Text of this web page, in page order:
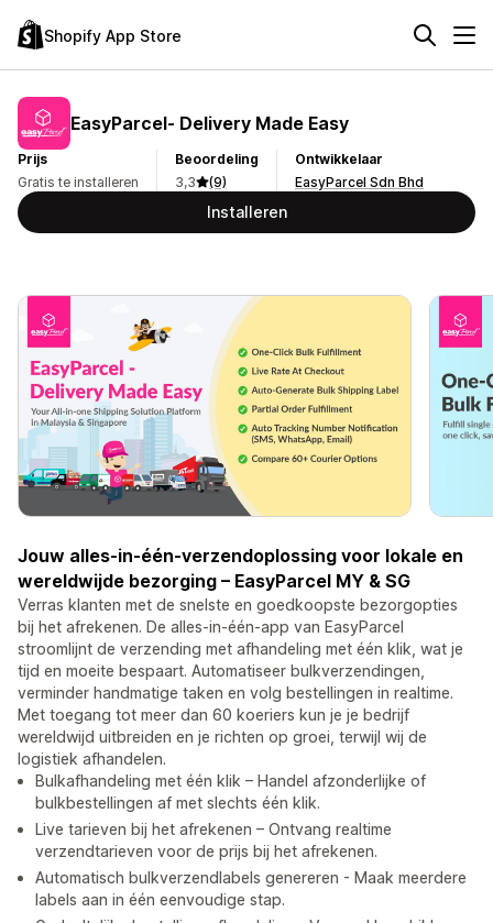
Shopify App Store
EasyParcel‑ Delivery Made Easy
Prijs
Gratis te installeren
Beoordeling
3,3
(9)
Ontwikkelaar
EasyParcel Sdn Bhd
Installeren
Jouw alles-in-één-verzendoplossing voor lokale en
wereldwijde bezorging – EasyParcel MY & SG
Verras klanten met de snelste en goedkoopste bezorgopties
bij het afrekenen. De alles-in-één-app van EasyParcel
stroomlijnt de verzending met afhandeling met één klik, wat je
tijd en moeite bespaart. Automatiseer bulkverzendingen,
verminder handmatige taken en volg bestellingen in realtime.
Met toegang tot meer dan 60 koeriers kun je je bedrijf
wereldwijd uitbreiden en je richten op groei, terwijl wij de
logistiek afhandelen.
Bulkafhandeling met één klik – Handel afzonderlijke of
bulkbestellingen af met slechts één klik.
Live tarieven bij het afrekenen – Ontvang realtime
verzendtarieven voor de prijs bij het afrekenen.
Automatisch bulkverzendlabels genereren - Maak meerdere
labels aan in één eenvoudige stap.